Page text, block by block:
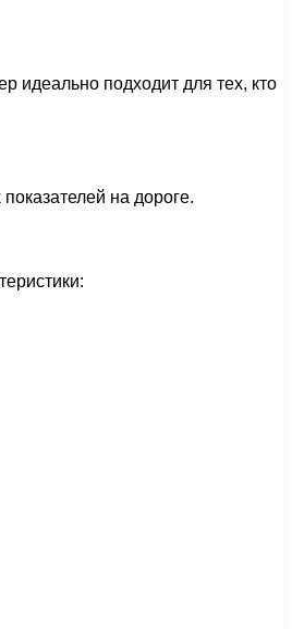
идеально подходит для тех, кто
на дороге.